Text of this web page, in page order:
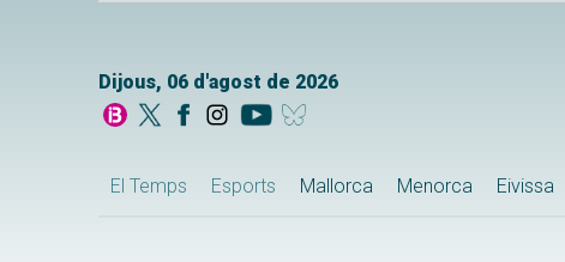
Dijous, 06 d'agost de 2026
El Temps Esports Mallorca Menorca Eivissa